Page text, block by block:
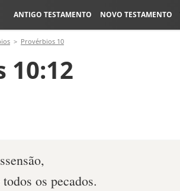
ANTIGO TESTAMENTO NOVO TESTAMENTO
Provérbios 10
10:12
os pecados.